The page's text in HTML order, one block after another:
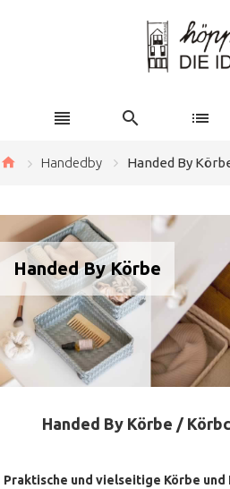
Handedby Handed By
Handed By Körbe
Handed By Körbe /
Praktische und vielseitige Körbe und